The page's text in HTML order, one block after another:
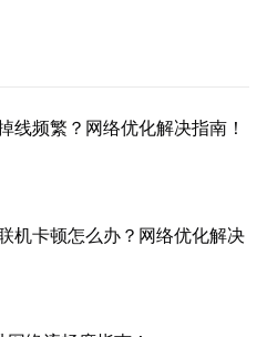
线频繁？网络优化解决指南！
机卡顿怎么办？网络优化解决